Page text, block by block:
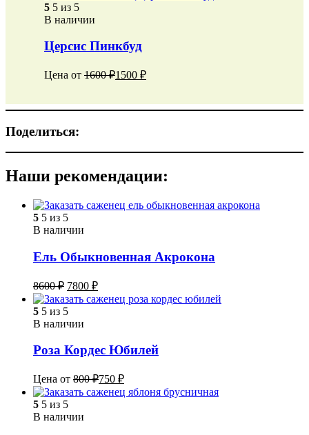
5 5 из 5
В наличии
Церсис Пинкбуд
Цена от 1600₽1500 ₽
Поделиться:
Наши рекомендации:
5 5 из 5
В наличии
Ель Обыкновенная Акрокона
8600₽ 7800 ₽
5 5 из 5
В наличии
Роза Кордес Юбилей
Цена от 800₽750 ₽
5 5 из 5
В наличии